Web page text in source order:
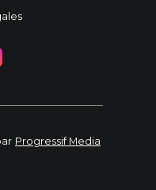
Progressif Media